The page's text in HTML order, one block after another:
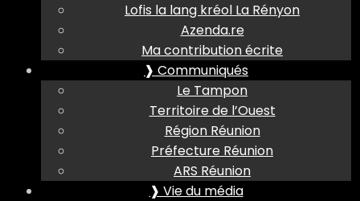
Lofis la lang kréol La Rényon
Azenda.re
Ma contribution écrite
❱ Communiqués
Le Tampon
Territoire de l’Ouest
Région Réunion
Préfecture Réunion
ARS Réunion
❱ Vie du média